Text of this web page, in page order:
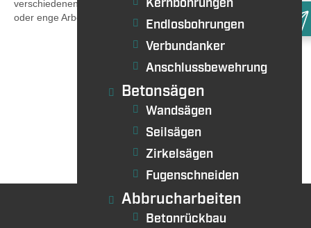
verschiedenen Einsatzorten verwenden – ideal für Baustellen
oder enge Arbeitsbereiche.
Kernbohrungen
Endlosbohrungen
Verbundanker
Anschlussbewehrung
Betonsägen
Wandsägen
Seilsägen
Zirkelsägen
Fugenschneiden
Abbrucharbeiten
Betonrückbau